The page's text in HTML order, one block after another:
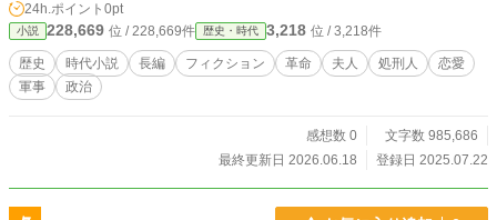
たのは皮肉にもレイモンだった。 だが彼は、幾千の命を奪い
続けてきた過去に疲弊していた。 その隙を突き、アデルは彼
を人質に逃亡。 共に逃げる中、二人は互いの罪と傷を詫び、
感謝し、 やがて――奇妙な共犯関係として新たな旅路へと踏
れば即、断頭台。 交錯する赦しと野望、血と魂の逃亡劇が
24h.ポイント 0pt
小説 228,669 位 / 228,669件 歴史・時代 3,218 位 / 3,218件
歴史 時代小説 長編 フィクション 革命 夫人 処刑人
恋愛
軍事
政治
感想数 0
文字数 985,686
最終更新日 2026.06.18
登録日 2025.07.22